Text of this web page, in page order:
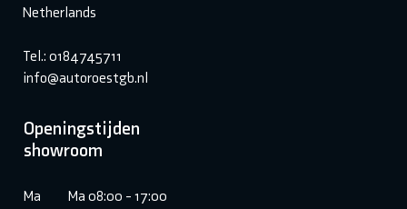
Netherlands
Tel.: 0184745711
info@autoroestgb.nl
Openingstijden
showroom
Ma
Ma 08:00 - 17:00